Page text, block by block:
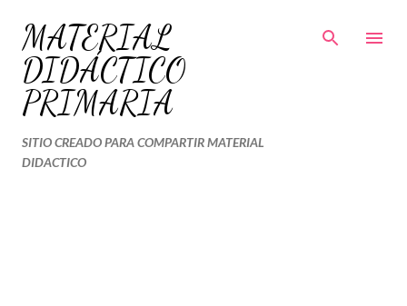
Ir al contenido principal
MATERIAL
DIDÁCTICO
PRIMARIA
SITIO CREADO PARA COMPARTIR MATERIAL
DIDACTICO